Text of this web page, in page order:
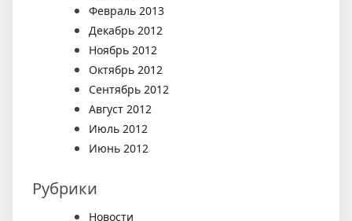
Февраль 2013
Декабрь 2012
Ноябрь 2012
Октябрь 2012
Сентябрь 2012
Август 2012
Июль 2012
Июнь 2012
Рубрики
Новости